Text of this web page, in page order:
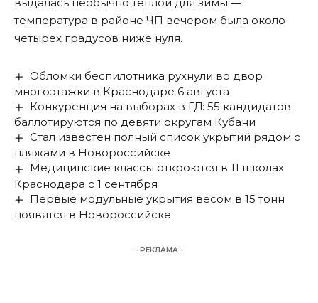
температура в районе ЧП вечером была около
четырех градусов ниже нуля.
Обломки беспилотника рухнули во двор
многоэтажки в Краснодаре 6 августа
Конкуренция на выборах в ГД: 55 кандидатов
баллотируются по девяти округам Кубани
Стал известен полный список укрытий рядом с
пляжами в Новороссийске
Медицинские классы откроются в 11 школах
Краснодара с 1 сентября
Первые модульные укрытия весом в 15 тонн
появятся в Новороссийске
- РЕКЛАМА -